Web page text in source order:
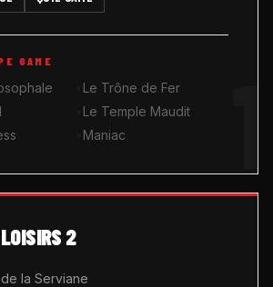
GAME
Le Trône de Fer
Le Temple Maudit
Maniac
2
la Serviane